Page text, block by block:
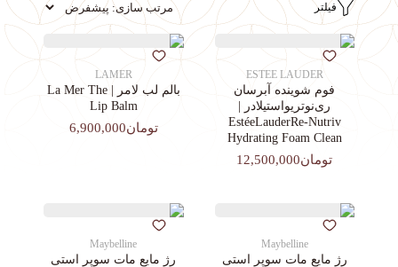
فیلتر
ESTEE LAUDER
فوم شوینده آبرسان
ری‌نوتریواستیلادر |
EstéeLauderRe-Nutriv
Hydrating Foam Clean
تومان12,500,000
LAMER
بالم لب لامر | La Mer The
Lip Balm
تومان6,900,000
Maybelline
رژ مایع مات سوپر استی‌
Maybelline
رژ مایع مات سوپر استی‌